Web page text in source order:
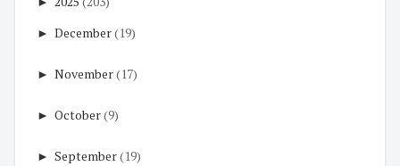
► December(19)
► November(17)
► October(9)
► September(19)